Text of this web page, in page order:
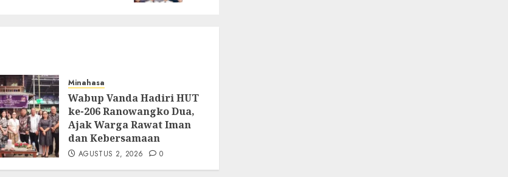
Minahasa
Wabup Vanda Hadiri HUT
ke-206 Ranowangko Dua,
Ajak Warga Rawat Iman
dan Kebersamaan
AGUSTUS 2, 2026 0